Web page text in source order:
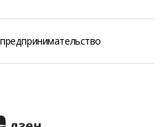
предпринимательство